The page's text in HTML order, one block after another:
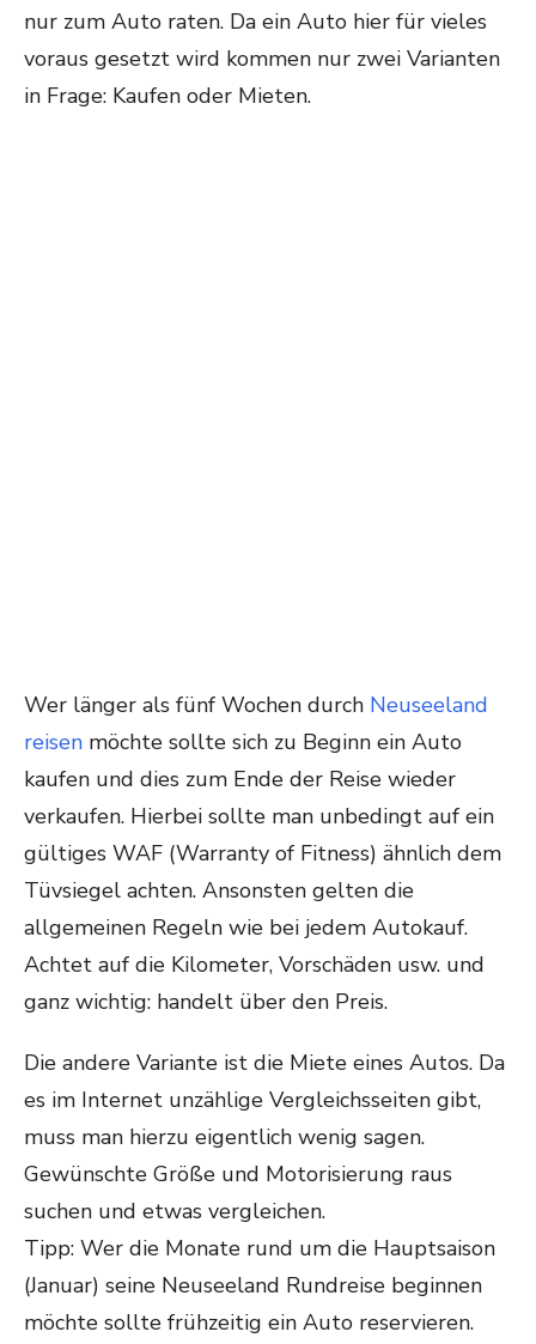
nur zum Auto raten. Da ein Auto hier für vieles
voraus gesetzt wird kommen nur zwei Varianten
in Frage: Kaufen oder Mieten.
Wer länger als fünf Wochen durch Neuseeland
reisen möchte sollte sich zu Beginn ein Auto
kaufen und dies zum Ende der Reise wieder
verkaufen. Hierbei sollte man unbedingt auf ein
gültiges WAF (Warranty of Fitness) ähnlich dem
Tüvsiegel achten. Ansonsten gelten die
allgemeinen Regeln wie bei jedem Autokauf.
Achtet auf die Kilometer, Vorschäden usw. und
ganz wichtig: handelt über den Preis.
Die andere Variante ist die Miete eines Autos. Da
es im Internet unzählige Vergleichsseiten gibt,
muss man hierzu eigentlich wenig sagen.
Gewünschte Größe und Motorisierung raus
suchen und etwas vergleichen.
Tipp: Wer die Monate rund um die Hauptsaison
(Januar) seine Neuseeland Rundreise beginnen
möchte sollte frühzeitig ein Auto reservieren.